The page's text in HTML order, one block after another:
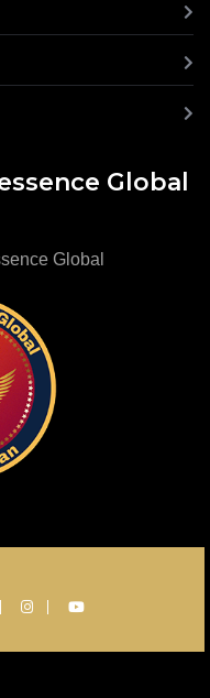
Global
Global